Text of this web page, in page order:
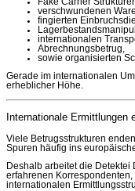
verschwundenen
fingierten
internationalen
Abrechnungsbetrug,
sowie organisierten
Gerade im internationalen
erheblicher Höhe.
Internationale Ermittlungen
Viele Betrugsstrukturen
Spuren häufig ins
Deshalb arbeitet die
erfahrenen
internationalen